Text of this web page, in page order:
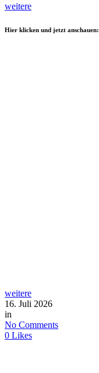
weitere
Hier klicken und jetzt anschauen:
weitere
16. Juli 2026
in
No Comments
0 Likes